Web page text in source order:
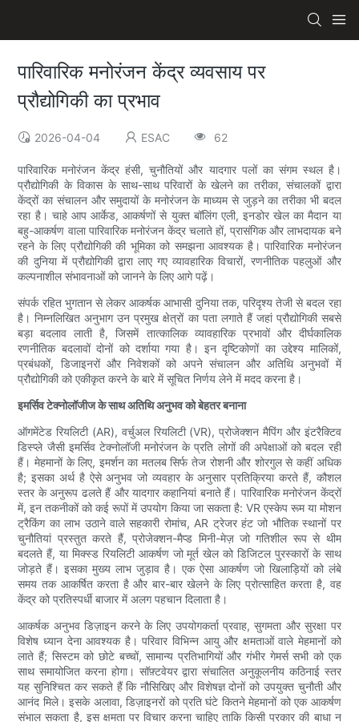
पारिवारिक मनोरंजन केंद्र व्यवसाय पर
प्रौद्योगिकी का प्रभाव
2026-04-04 ESAC 62
पारिवारिक मनोरंजन केंद्र हंसी, चुनौतियों और यादगार पलों का संगम स्थल है।
प्रौद्योगिकी के विकास के साथ-साथ परिवारों के खेलने का तरीका, संचालकों द्वारा
केंद्रों का संचालन और समुदायों के मनोरंजन के माध्यम से जुड़ने का तरीका भी बदल
रहा है। चाहे आप आर्केड, आकर्षणों से युक्त बॉलिंग एली, इनडोर खेल का मैदान या
बहु-आकर्षण वाला पारिवारिक मनोरंजन केंद्र चलाते हों, प्रासंगिक और लाभदायक बने
रहने के लिए प्रौद्योगिकी की भूमिका को समझना आवश्यक है। पारिवारिक मनोरंजन
की दुनिया में प्रौद्योगिकी द्वारा लाए गए व्यावहारिक विचारों, रणनीतिक पहलुओं और
कल्पनाशील संभावनाओं को जानने के लिए आगे पढ़ें।
संपर्क रहित भुगतान से लेकर आकर्षक आभासी दुनिया तक, परिदृश्य तेजी से बदल रहा
है। निम्नलिखित अनुभाग उन प्रमुख क्षेत्रों का पता लगाते हैं जहां प्रौद्योगिकी सबसे
बड़ा बदलाव लाती है, जिसमें तात्कालिक व्यावहारिक प्रभावों और दीर्घकालिक
रणनीतिक बदलावों दोनों को दर्शाया गया है। इन दृष्टिकोणों का उद्देश्य मालिकों,
प्रबंधकों, डिजाइनरों और निवेशकों को अपने संचालन और अतिथि अनुभवों में
प्रौद्योगिकी को एकीकृत करने के बारे में सूचित निर्णय लेने में मदद करना है।
इमर्सिव टेक्नोलॉजीज के साथ अतिथि अनुभव को बेहतर बनाना
ऑगमेंटेड रियलिटी (AR), वर्चुअल रियलिटी (VR), प्रोजेक्शन मैपिंग और इंटरैक्टिव
डिस्प्ले जैसी इमर्सिव टेक्नोलॉजी मनोरंजन के प्रति लोगों की अपेक्षाओं को बदल रही
हैं। मेहमानों के लिए, इमर्शन का मतलब सिर्फ तेज रोशनी और शोरगुल से कहीं अधिक
है; इसका अर्थ है ऐसे अनुभव जो व्यवहार के अनुसार प्रतिक्रिया करते हैं, कौशल
स्तर के अनुरूप ढलते हैं और यादगार कहानियां बनाते हैं। पारिवारिक मनोरंजन केंद्रों
में, इन तकनीकों को कई रूपों में उपयोग किया जा सकता है: VR एस्केप रूम या मोशन
ट्रैकिंग का लाभ उठाने वाले सहकारी रोमांच, AR ट्रेजर हंट जो भौतिक स्थानों पर
चुनौतियां प्रस्तुत करते हैं, प्रोजेक्शन-मैप्ड मिनी-मेज़ जो गतिशील रूप से थीम
बदलते हैं, या मिक्स्ड रियलिटी आकर्षण जो मूर्त खेल को डिजिटल पुरस्कारों के साथ
जोड़ते हैं। इसका मुख्य लाभ जुड़ाव है। एक ऐसा आकर्षण जो खिलाड़ियों को लंबे
समय तक आकर्षित करता है और बार-बार खेलने के लिए प्रोत्साहित करता है, वह
केंद्र को प्रतिस्पर्धी बाजार में अलग पहचान दिलाता है।
आकर्षक अनुभव डिज़ाइन करने के लिए उपयोगकर्ता प्रवाह, सुगमता और सुरक्षा पर
विशेष ध्यान देना आवश्यक है। परिवार विभिन्न आयु और क्षमताओं वाले मेहमानों को
लाते हैं; सिस्टम को छोटे बच्चों, सामान्य प्रतिभागियों और गंभीर गेमर्स सभी को एक
साथ समायोजित करना होगा। सॉफ़्टवेयर द्वारा संचालित अनुकूलनीय कठिनाई स्तर
यह सुनिश्चित कर सकते हैं कि नौसिखिए और विशेषज्ञ दोनों को उपयुक्त चुनौती और
आनंद मिले। इसके अलावा, डिज़ाइनरों को प्रति घंटे कितने मेहमानों को एक आकर्षण
संभाल सकता है, इस क्षमता पर विचार करना चाहिए ताकि किसी प्रकार की बाधा न